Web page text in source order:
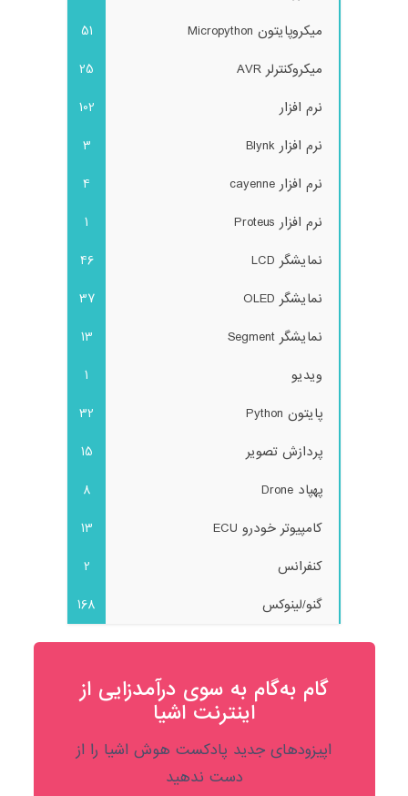
میکروپایتون Micropython
51
میکروکنترلر AVR
25
نرم افزار
102
نرم افزار Blynk
3
نرم افزار cayenne
4
نرم افزار Proteus
1
نمایشگر LCD
46
نمایشگر OLED
37
نمایشگر Segment
13
ویدیو
1
پایتون Python
32
پردازش تصویر
15
پهپاد Drone
8
کامپیوتر خودرو ECU
13
کنفرانس
2
گنو/لینوکس
168
گام به‌گام به‌ سوی درآمدزایی از
اینترنت اشیا
اپیزودهای جدید پادکست هوش اشیا را از
دست ندهید